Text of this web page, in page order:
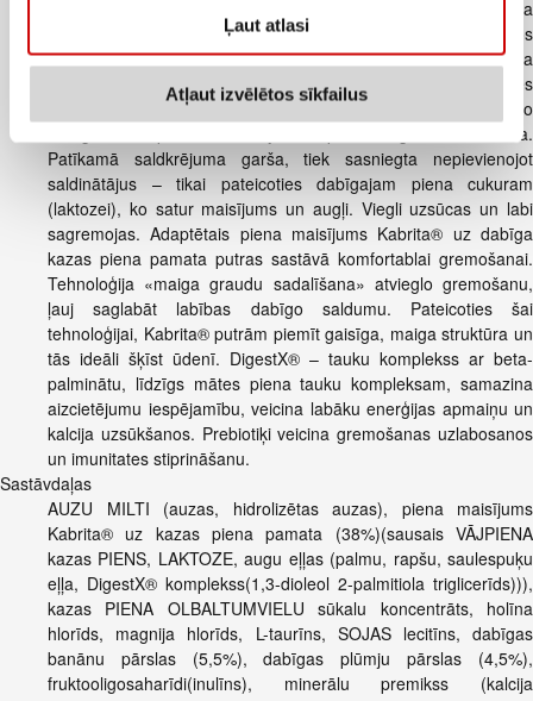
Ļaut atlasi
Atļaut izvēlētos sīkfailus
sadalīšanas tehnoloģija Maiga auzu pārslu putra uz adaptēta
maisījuma Kabrita® pamata ar pievienotu nogatavojusos
bananu un veselīgajām žāvētajām plūmēm. Ideāli piemērota
saudzīgai un sabalansētai mazuļa ēdināšanai pirmajā dzīves
gadā. Barojošajam auzu pārslu un Kabrita® maisījuma, no
dabīgā kazas piena, savienojumam piemīt augsta uzturvērtība.
Patīkamā saldkrējuma garša, tiek sasniegta nepievienojot
saldinātājus – tikai pateicoties dabīgajam piena cukuram
(laktozei), ko satur maisījums un augļi. Viegli uzsūcas un labi
sagremojas. Adaptētais piena maisījums Kabrita® uz dabīga
kazas piena pamata putras sastāvā komfortablai gremošanai.
Tehnoloģija «maiga graudu sadalīšana» atvieglo gremošanu,
ļauj saglabāt labības dabīgo saldumu. Pateicoties šai
tehnoloģijai, Kabrita® putrām piemīt gaisīga, maiga struktūra un
tās ideāli šķīst ūdenī. DigestX® – tauku komplekss ar beta-
palminātu, līdzīgs mātes piena tauku kompleksam, samazina
aizcietējumu iespējamību, veicina labāku enerģijas apmaiņu un
kalcija uzsūkšanos. Prebiotiķi veicina gremošanas uzlabosanos
un imunitates stiprināšanu.
Sastāvdaļas
AUZU MILTI (auzas, hidrolizētas auzas), piena maisījums
Kabrita® uz kazas piena pamata (38%)(sausais VĀJPIENA
kazas PIENS, LAKTOZE, augu eļļas (palmu, rapšu, saulespuķu
eļļa, DigestX® komplekss(1,3-dioleol 2-palmitiola triglicerīds))),
kazas PIENA OLBALTUMVIELU sūkalu koncentrāts, holīna
hlorīds, magnija hlorīds, L-taurīns, SOJAS lecitīns, dabīgas
banānu pārslas (5,5%), dabīgas plūmju pārslas (4,5%),
fruktooligosaharīdi(inulīns), minerālu premikss (kalcija